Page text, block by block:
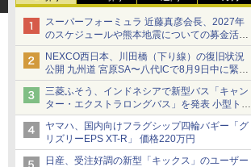
スーパーフォーミュラ 近藤真彦会長、2027年
のスケジュールや熊本地震についての募金活動
を紹介
NEXCO西日本、川田橋（下り線）の復旧状況
公開 九州道 宮原SA〜八代ICで8月9日中に緊急
車両を通行可能に
三菱ふそう、インドネシアで新型バス「キャン
ター・エクストラロングバス」を発表 小型トラ
ックベースの観光・旅客輸送向けバス
ヤマハ、国内向けフラグシップ四輪バギー「グ
リズリーEPS XT-R」 価格220万円
日産、受注好調の新型「キックス」のユーザー